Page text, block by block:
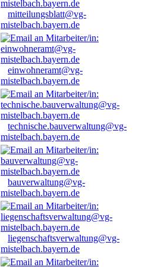
mitteilungsblatt@vg-
mistelbach.bayern.de
einwohneramt@vg-
mistelbach.bayern.de
technische.bauverwaltung@vg-
mistelbach.bayern.de
bauverwaltung@vg-
mistelbach.bayern.de
liegenschaftsverwaltung@vg-
mistelbach.bayern.de